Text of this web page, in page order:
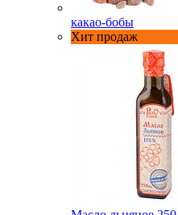
какао-бобы
Хит продаж